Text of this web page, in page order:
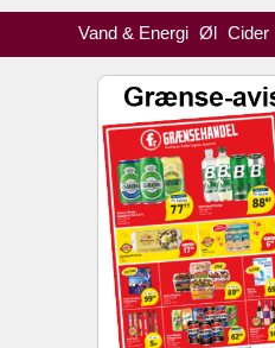
Vand & Energi Øl Cider